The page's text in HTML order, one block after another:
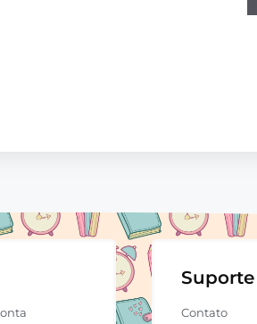
Suporte
Contato